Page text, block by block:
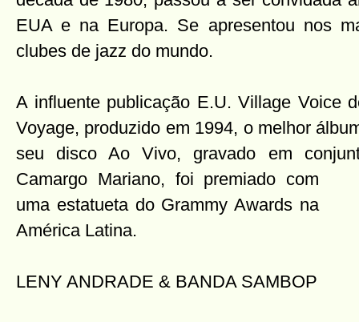
EUA e na Europa. Se apresentou nos
clubes de jazz do mundo.
A influente publicação E.U. Village Voice
Voyage, produzido em 1994, o melhor
seu disco Ao Vivo, gravado em
Camargo Mariano, foi premiado com
uma estatueta do Grammy Awards na
América Latina.
LENY ANDRADE & BANDA SAMBOP